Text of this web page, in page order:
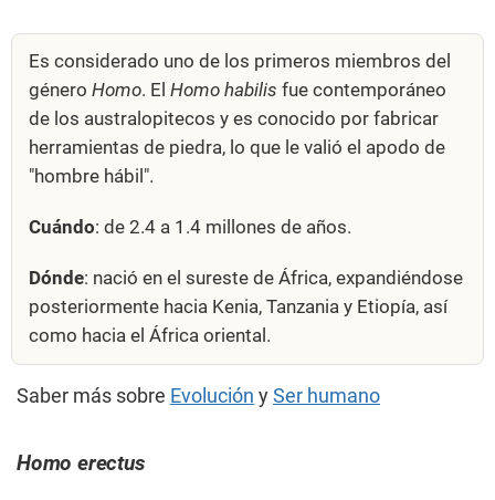
Es considerado uno de los primeros miembros del
género Homo. El Homo habilis fue contemporáneo
de los australopitecos y es conocido por fabricar
herramientas de piedra, lo que le valió el apodo de
"hombre hábil".
Cuándo: de 2.4 a 1.4 millones de años.
Dónde: nació en el sureste de África, expandiéndose
posteriormente hacia Kenia, Tanzania y Etiopía, así
como hacia el África oriental.
Saber más sobre Evolución y Ser humano
Homo erectus